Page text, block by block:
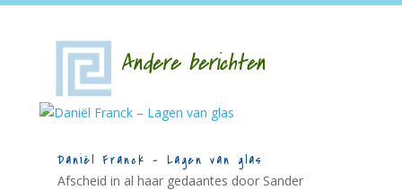
Andere berichten
Daniël Franck – Lagen van glas
Afscheid in al haar gedaantes door Sander